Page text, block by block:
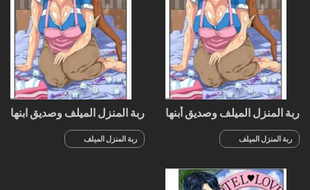
ربة المنزل الميلف وصديق أبنها
المغرور
ربة المنزل الميلف
وصديق أبنها المغرور
ربة المنزل الميلف وصديق ابنها
المغرور
ربة المنزل الميلف
وصديق ابنها المغرور